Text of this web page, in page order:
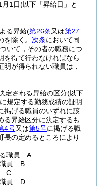
月1日(以下「昇給日」と
る昇給(第26条又は第27
除く。 次条において同
いて，その者の職務につ
を得て行わなければなら
明が得られない職員は，
定される昇給の区分(以下
に規定する勤務成績の証明
掲げる職員のいずれに該
る昇給区分に決定するも
4号又は第5号に掲げる職
長の定めるところにより
る職員 A
職員 B
C
職員 D